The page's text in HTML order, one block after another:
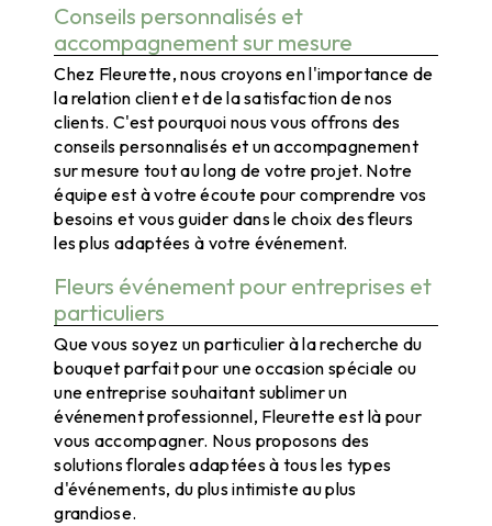
Conseils personnalisés et
accompagnement sur mesure
Chez Fleurette, nous croyons en l'importance de
la relation client et de la satisfaction de nos
clients. C'est pourquoi nous vous offrons des
conseils personnalisés et un accompagnement
sur mesure tout au long de votre projet. Notre
équipe est à votre écoute pour comprendre vos
besoins et vous guider dans le choix des fleurs
les plus adaptées à votre événement.
Fleurs événement pour entreprises et
particuliers
Que vous soyez un particulier à la recherche du
bouquet parfait pour une occasion spéciale ou
une entreprise souhaitant sublimer un
événement professionnel, Fleurette est là pour
vous accompagner. Nous proposons des
solutions florales adaptées à tous les types
d'événements, du plus intimiste au plus
grandiose.